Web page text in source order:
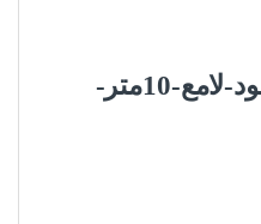
شريط-فينيل-اسود-لامع-10متر-